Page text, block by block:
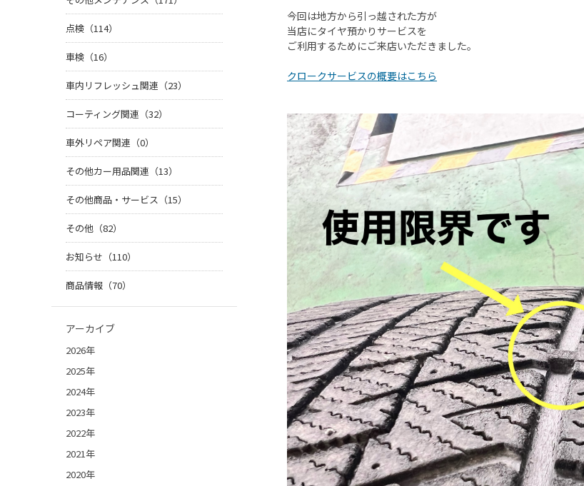
今回は地方から引っ越された方が
当店にタイヤ預かりサービスを
ご利用するためにご来店いただきました。
クロークサービスの概要はこちら
点検（114）
車検（16）
車内リフレッシュ関連（23）
コーティング関連（32）
車外リペア関連（0）
その他カー用品関連（13）
その他商品・サービス（15）
その他（82）
お知らせ（110）
商品情報（70）
アーカイブ
2026年
2025年
2024年
2023年
2022年
2021年
2020年